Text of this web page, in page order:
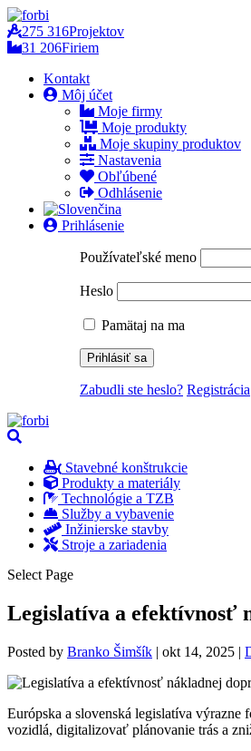
275 316Projektov
31 206Firiem
Kontakt
Môj účet
Moje firmy
Moje produkty
Moje skupiny produktov
Nastavenia
Obľúbené
Odhlásenie
Prihlásenie
Používateľské meno
Heslo
Pamätaj na ma
Zabudli ste heslo? Registrácia
Stavebné konštrukcie
Produkty a materiály
Technológie a TZB
Služby a vybavenie
Inžinierske stavby
Stroje a zariadenia
Select Page
Legislatíva a efektívnosť
Posted by Branko Šimšík | okt 14, 2025 |
Európska a slovenská legislatíva výrazne
vozidlá, digitalizovať plánovanie trás a